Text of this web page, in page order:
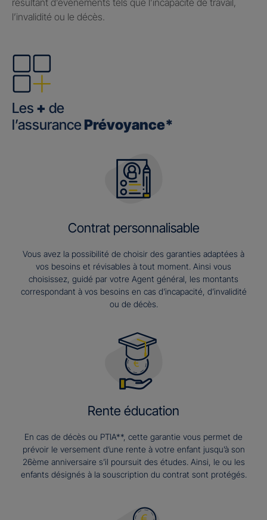
résultant d’événements tels que l’incapacité de travail,
l’invalidité ou le décès.
Les + de
l’assurance Prévoyance*
Contrat personnalisable
Vous avez la possibilité de choisir des garanties adaptées à
vos besoins et révisables à tout moment. Ainsi vous
choisissez, guidé par votre Agent général, les montants
correspondant à vos besoins en cas d’incapacité, d’invalidité
ou de décès.
Rente éducation
En cas de décès ou PTIA**, cette garantie vous permet de
prévoir le versement d’une rente à votre enfant jusqu’à son
26ème anniversaire s’il poursuit des études. Ainsi, le ou les
enfants désignés à la souscription du contrat sont protégés.